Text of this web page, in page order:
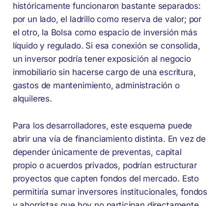
históricamente funcionaron bastante separados:
por un lado, el ladrillo como reserva de valor; por
el otro, la Bolsa como espacio de inversión más
líquido y regulado. Si esa conexión se consolida,
un inversor podría tener exposición al negocio
inmobiliario sin hacerse cargo de una escritura,
gastos de mantenimiento, administración o
alquileres.
Para los desarrolladores, este esquema puede
abrir una vía de financiamiento distinta. En vez de
depender únicamente de preventas, capital
propio o acuerdos privados, podrían estructurar
proyectos que capten fondos del mercado. Esto
permitiría sumar inversores institucionales, fondos